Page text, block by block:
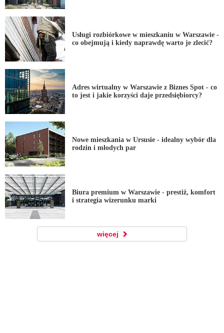
Usługi rozbiórkowe w mieszkaniu w Warszawie -
co obejmują i kiedy naprawdę warto je zlecić?
Adres wirtualny w Warszawie z Biznes Spot - co
to jest i jakie korzyści daje przedsiębiorcy?
Nowe mieszkania w Ursusie - idealny wybór dla
rodzin i młodych par
Biura premium w Warszawie - prestiż, komfort
i strategia wizerunku marki
więcej